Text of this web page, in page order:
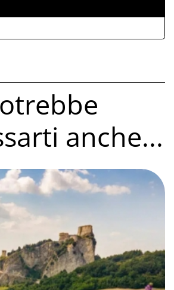
anche...